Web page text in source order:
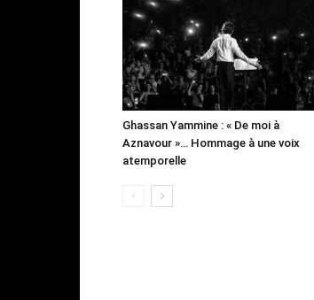
Ghassan Yammine : « De moi à
Aznavour »… Hommage à une voix
atemporelle